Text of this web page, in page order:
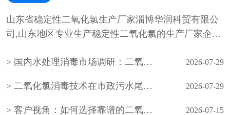
山东省稳定性二氧化氯生产厂家淄博华润科贸有限公
司,山东地区专业生产稳定性二氧化氯的生产厂家企
国内水处理消毒市场调研：二氧化氯生产企业产能与需求分析
2026-07-29
二氧化氯消毒技术在市政污水尾水深度处理中的应用 2026-07-29
客户视角：如何选择靠谱的二氧化氯生产厂家？ 2026-07-15